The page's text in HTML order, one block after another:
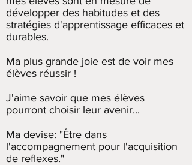
développer des habitudes et des
stratégies d'apprentissage efficaces et
durables.
Ma plus grande joie est de voir mes
élèves réussir !
J'aime savoir que mes élèves
pourront choisir leur avenir...
Ma devise: "Être dans
l'accompagnement pour l'acquisition
de reflexes."